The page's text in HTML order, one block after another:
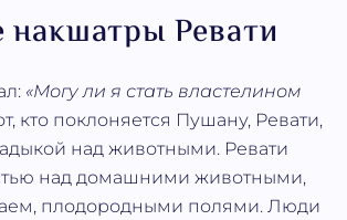
Ревати
«Могу ли я стать властелином
кто поклоняется Пушану, Ревати,
над животными. Ревати
над домашними животными,
плодородными полями. Люди